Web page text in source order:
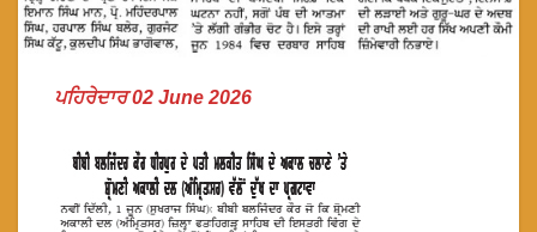
ਪਹਿਰੇਦਾਰ 02 June 2026